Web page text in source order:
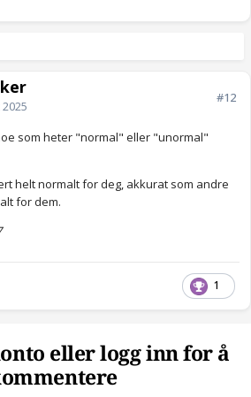
#12
som heter "normal" eller "unormal"
helt normalt for deg, akkurat som andre
for dem.
1
eller logg inn for å